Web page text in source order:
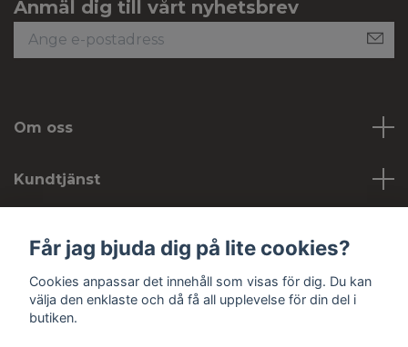
Anmäl dig till vårt nyhetsbrev
Om oss
Kundtjänst
Sociala medier
Får jag bjuda dig på lite cookies?
Cookies anpassar det innehåll som visas för dig. Du kan
välja den enklaste och då få all upplevelse för din del i
butiken.